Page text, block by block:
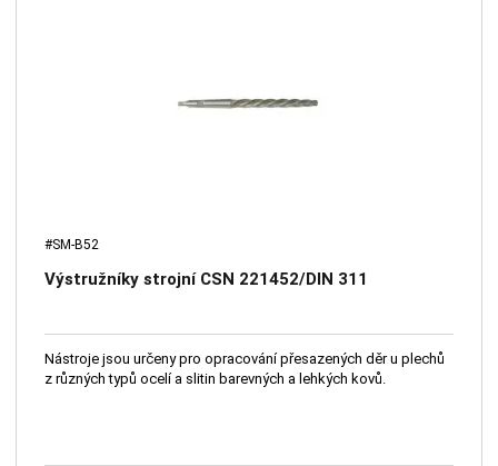
#SM-B52
Výstružníky strojní CSN 221452/DIN 311
Nástroje jsou určeny pro opracování přesazených děr u plechů
z různých typů ocelí a slitin barevných a lehkých kovů.